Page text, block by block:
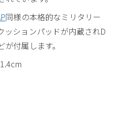
同様の本格的なミリタリー
ッションパッドが内蔵されD
付属します。